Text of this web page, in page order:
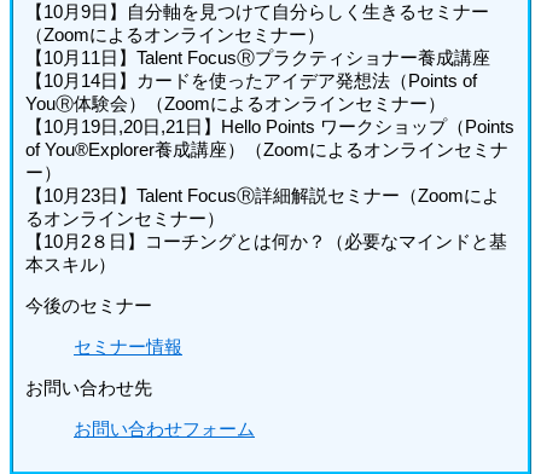
【10月9日】自分軸を見つけて自分らしく生きるセミナー
（Zoomによるオンラインセミナー）
【10月11日】Talent FocusⓇプラクティショナー養成講座
【10月14日】カードを使ったアイデア発想法（Points of
YouⓇ体験会）（Zoomによるオンラインセミナー）
【10月19日,20日,21日】Hello Points ワークショップ（Points
of You®Explorer養成講座）（Zoomによるオンラインセミナ
ー）
【10月23日】Talent FocusⓇ詳細解説セミナー（Zoomによ
るオンラインセミナー）
【10月2８日】コーチングとは何か？（必要なマインドと基
本スキル）
今後のセミナー
セミナー情報
お問い合わせ先
お問い合わせフォーム